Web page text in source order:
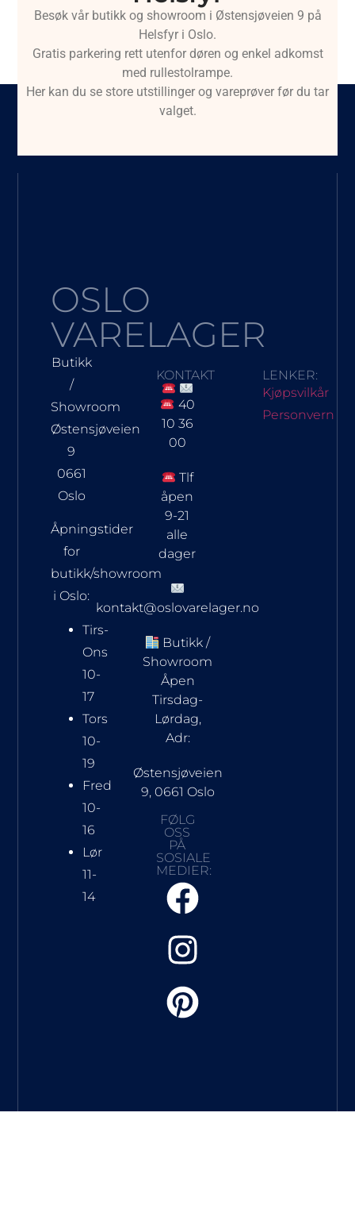
Besøk vår butikk og showroom i Østensjøveien 9 på
Helsfyr i Oslo.
Gratis parkering rett utenfor døren og enkel adkomst
med rullestolrampe.
Her kan du se store utstillinger og vareprøver før du tar
valget.
OSLO
VARELAGER
Butikk
/
Showroom
Østensjøveien
9
0661
Oslo
Åpningstider
for
butikk/showroom
i Oslo:
Tirs-
Ons
10-
17
Tors
10-
19
Fred
10-
16
Lør
11-
14
KONTAKT
40
10 36
00
Tlf
åpen
9-21
alle
dager
kontakt@oslovarelager.no
Butikk /
Showroom
Åpen
Tirsdag-
Lørdag,
Adr:
Østensjøveien
9, 0661 Oslo
FØLG
OSS
PÅ
SOSIALE
MEDIER:
LENKER:
Kjøpsvilkår
Personvern